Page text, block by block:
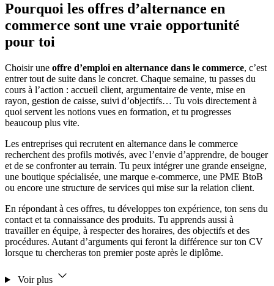
Pourquoi les offres d’alternance en
commerce sont une vraie opportunité
pour toi
Choisir une offre d’emploi en alternance dans le commerce, c’est
entrer tout de suite dans le concret. Chaque semaine, tu passes du
cours à l’action : accueil client, argumentaire de vente, mise en
rayon, gestion de caisse, suivi d’objectifs… Tu vois directement à
quoi servent les notions vues en formation, et tu progresses
beaucoup plus vite.
Les entreprises qui recrutent en alternance dans le commerce
recherchent des profils motivés, avec l’envie d’apprendre, de bouger
et de se confronter au terrain. Tu peux intégrer une grande enseigne,
une boutique spécialisée, une marque e-commerce, une PME BtoB
ou encore une structure de services qui mise sur la relation client.
En répondant à ces offres, tu développes ton expérience, ton sens du
contact et ta connaissance des produits. Tu apprends aussi à
travailler en équipe, à respecter des horaires, des objectifs et des
procédures. Autant d’arguments qui feront la différence sur ton CV
lorsque tu chercheras ton premier poste après le diplôme.
Voir plus